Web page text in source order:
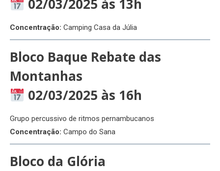
02/03/2025 às 13h
Concentração: Camping Casa da Júlia
Bloco Baque Rebate das
Montanhas
02/03/2025 às 16h
Grupo percussivo de ritmos pernambucanos
Concentração: Campo do Sana
Bloco da Glória